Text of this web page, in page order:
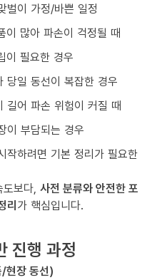
벌이 가정/바쁜 일정
이 많아 파손이 걱정될 때
이 필요한 경우
당일 동선이 복잡한 경우
길어 파손 위험이 커질 때
이 부담되는 경우
작하려면 기본 정리가 필요한
보다, 사전 분류와 안전한 포
리가 핵심입니다.
진행 과정
현장 동선)